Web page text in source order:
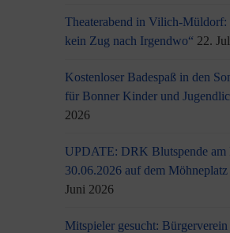
Theaterabend in Vilich-Müldorf:
kein Zug nach Irgendwo“ 22.
Kostenloser Badespaß in den
für Bonner Kinder und
2026
UPDATE: DRK Blutspende am
30.06.2026 auf dem
Juni 2026
Mitspieler gesucht: Bürgerverein